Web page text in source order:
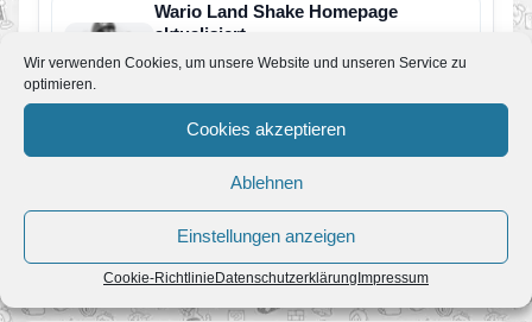
Wir verwenden Cookies, um unsere Website und unseren Service zu
optimieren.
Cookies akzeptieren
Ablehnen
Einstellungen anzeigen
Cookie-RichtlinieDatenschutzerklärungImpressum
Wario Land Shake Homepage
aktualisiert
Von JoKo•17. Juli 2008
Land: The Shake Dimension, wurde heute
aktualisiert. So ist es jetzt möglich…
Land: The Shake Dimension, die Seite ist noch
nicht ganz vollständig,…